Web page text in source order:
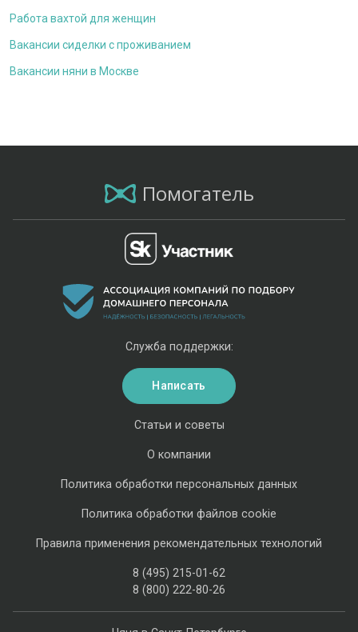
Работа вахтой для женщин
Вакансии сиделки с проживанием
Вакансии няни в Москве
Помогатель
Статьи и советы
О компании
Политика обработки персональных данных
Политика обработки файлов cookie
Правила применения рекомендательных технологий
8 (495) 215-01-62
8 (800) 222-80-26
Служба поддержки:
Написать